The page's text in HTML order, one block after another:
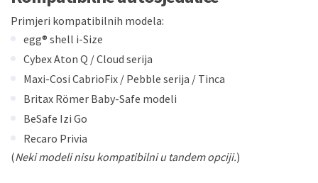
Primjeri kompatibilnih modela:
egg® shell i-Size
CybexAton Q / Cloud serija
Maxi-Cosi CabrioFix / Pebble serija / Tinca
Britax Römer Baby-Safe modeli
BeSafe Izi Go
Recaro Privia
(Neki modeli nisu kompatibilni u tandem opciji.)